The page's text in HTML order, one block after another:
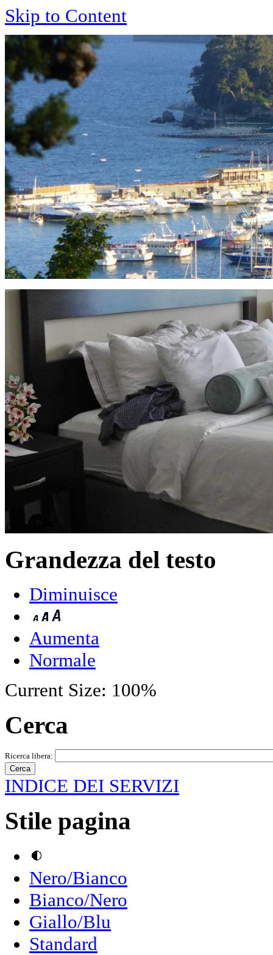
Skip to Content
Grandezza del testo
Diminuisce
Aumenta
Normale
Current Size: 100%
Cerca
Ricerca libera:
INDICE DEI SERVIZI
Stile pagina
Nero/Bianco
Bianco/Nero
Giallo/Blu
Standard